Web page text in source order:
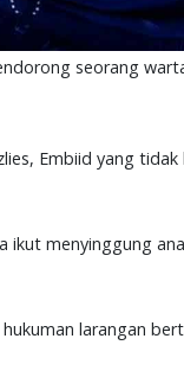
seorang
Embiid yang
menyinggung
larangan